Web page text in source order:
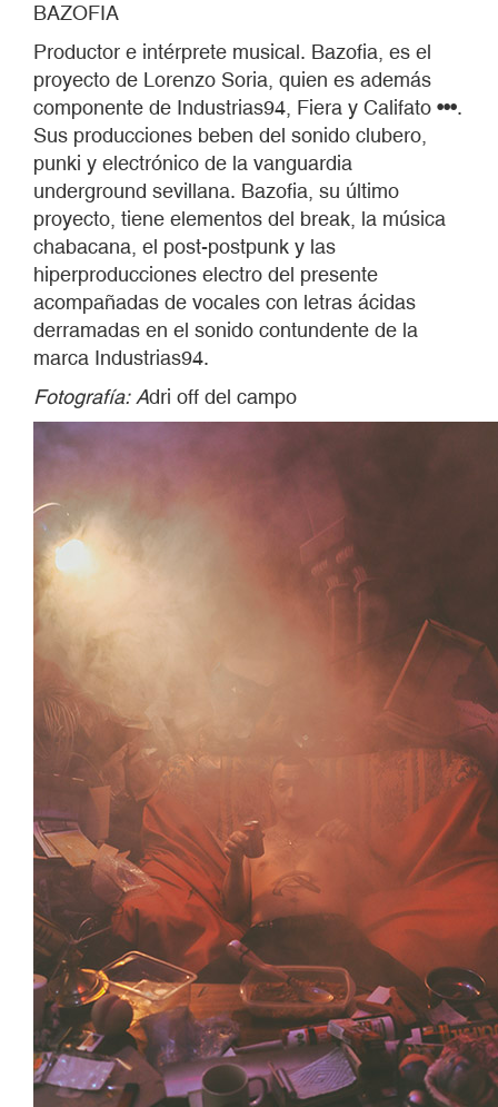
BAZOFIA
Productor e intérprete musical. Bazofia, es el
proyecto de Lorenzo Soria, quien es además
componente de Industrias94, Fiera y Califato •••.
Sus producciones beben del sonido clubero,
punki y electrónico de la vanguardia
underground sevillana. Bazofia, su último
proyecto, tiene elementos del break, la música
chabacana, el post-postpunk y las
hiperproducciones electro del presente
acompañadas de vocales con letras ácidas
derramadas en el sonido contundente de la
marca Industrias94.
Fotografía: Adri off del campo